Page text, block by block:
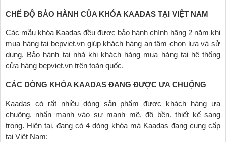
CHẾ ĐỘ BẢO HÀNH CỦA KHÓA KAADAS TẠI VIỆT NAM
Các mẫu khóa Kaadas đều được bảo hành chính hãng 2 năm khi
mua hàng tại bepviet.vn giúp khách hàng an tâm chọn lựa và sử
dụng. Bảo hành tại nhà khi khách hàng mua hàng tại hệ thống
cửa hàng bepviet.vn trên toàn quốc.
CÁC DÒNG KHÓA KAADAS ĐANG ĐƯỢC ƯA CHUỘNG
Kaadas có rất nhiều dòng sản phẩm được khách hàng ưa
chuộng, nhấn mạnh vào sự mạnh mẽ, độ bền, thiết kế sang
trọng. Hiện tại, đang có 4 dòng khóa mà Kaadas đang cung cấp
tại Việt Nam: